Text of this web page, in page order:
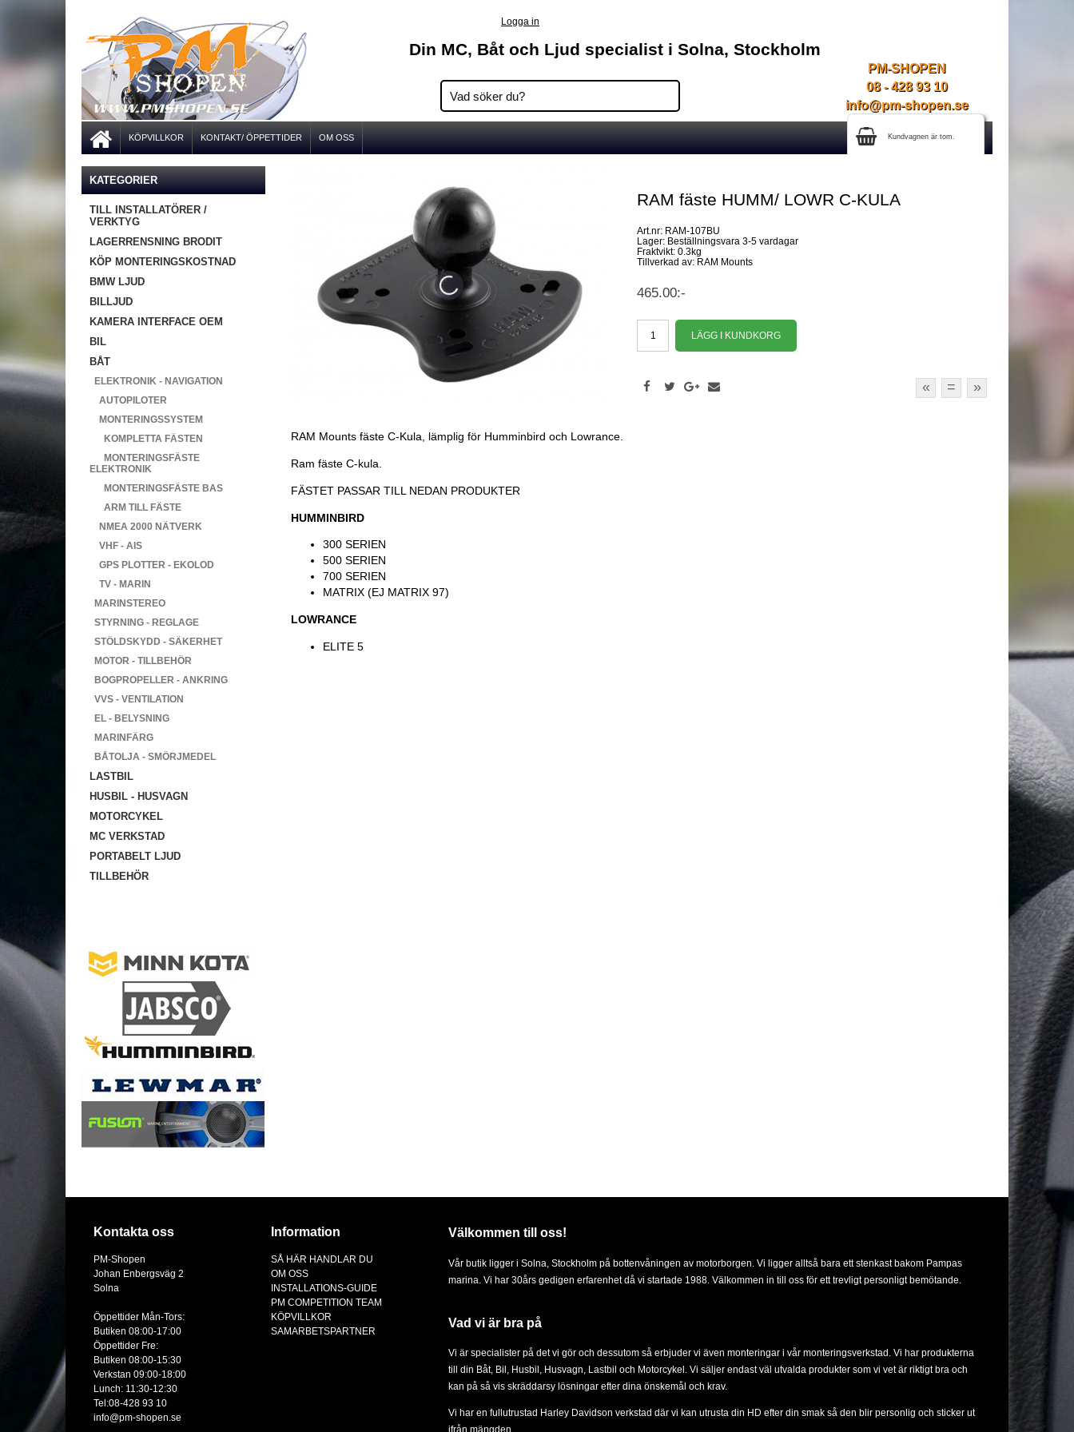
Logga in
Din MC, Båt och Ljud specialist i Solna, Stockholm
PM-SHOPEN
08 - 428 93 10
info@pm-shopen.se
KÖPVILLKOR KONTAKT/ ÖPPETTIDER OM OSS Kundvagnen är tom.
KATEGORIER
TILL INSTALLATÖRER /
VERKTYG
LAGERRENSNING BRODIT
KÖP MONTERINGSKOSTNAD
BMW LJUD
BILLJUD
KAMERA INTERFACE OEM
BIL
BÅT
ELEKTRONIK - NAVIGATION
AUTOPILOTER
MONTERINGSSYSTEM
KOMPLETTA FÄSTEN
MONTERINGSFÄSTE
ELEKTRONIK
MONTERINGSFÄSTE BAS
ARM TILL FÄSTE
NMEA 2000 NÄTVERK
VHF - AIS
GPS PLOTTER - EKOLOD
TV - MARIN
MARINSTEREO
STYRNING - REGLAGE
STÖLDSKYDD - SÄKERHET
MOTOR - TILLBEHÖR
BOGPROPELLER - ANKRING
VVS - VENTILATION
EL - BELYSNING
MARINFÄRG
BÅTOLJA - SMÖRJMEDEL
LASTBIL
HUSBIL - HUSVAGN
MOTORCYKEL
MC VERKSTAD
PORTABELT LJUD
TILLBEHÖR
RAM fäste HUMM/ LOWR C-KULA
Art.nr: RAM-107BU
Lager: Beställningsvara 3-5 vardagar
Fraktvikt: 0.3kg
Tillverkad av: RAM Mounts
465.00:-
« = »
RAM Mounts fäste C-Kula, lämplig för Humminbird och Lowrance.
Ram fäste C-kula.
FÄSTET PASSAR TILL NEDAN PRODUKTER
HUMMINBIRD
300 SERIEN
500 SERIEN
700 SERIEN
MATRIX (EJ MATRIX 97)
LOWRANCE
ELITE 5
Kontakta oss
PM-Shopen
Johan Enbergsväg 2
Solna
Öppettider Mån-Tors:
Butiken 08:00-17:00
Öppettider Fre:
Butiken 08:00-15:30
Verkstan 09:00-18:00
Lunch: 11:30-12:30
Tel:08-428 93 10
info@pm-shopen.se
Information
SÅ HÄR HANDLAR DU
OM OSS
INSTALLATIONS-GUIDE
PM COMPETITION TEAM
KÖPVILLKOR
SAMARBETSPARTNER
Välkommen till oss!
Vår butik ligger i Solna, Stockholm på bottenvåningen av motorborgen. Vi ligger alltså bara ett stenkast bakom Pampas
marina. Vi har 30års gedigen erfarenhet då vi startade 1988. Välkommen in till oss för ett trevligt personligt bemötande.
Vad vi är bra på
Vi är specialister på det vi gör och dessutom så erbjuder vi även monteringar i vår monteringsverkstad. Vi har produkterna
till din Båt, Bil Husbil, Husvagn Lastbil och Motorcykel
. Vi säljer endast väl utvalda produkter som vi vet är riktigt bra och
kan på så vis skräddarsy lösningar efter dina önskemål och krav.
Vi har en fullutrustad Harley Davidson verkstad där vi kan utrusta din HD efter din smak så den blir personlig och sticker ut
ifrån mängden.